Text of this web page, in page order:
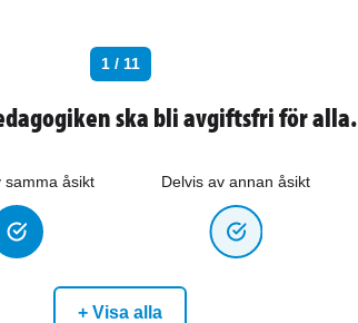
1 / 11
ska bli avgiftsfri för alla.
samma åsikt Delvis av annan åsikt
+ Visa alla